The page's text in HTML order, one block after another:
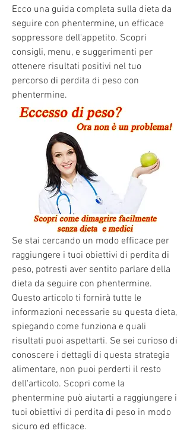
Ecco una guida completa sulla dieta da
seguire con phentermine, un efficace
soppressore dell'appetito. Scopri
consigli, menu, e suggerimenti per
ottenere risultati positivi nel tuo
percorso di perdita di peso con
phentermine.
Se stai cercando un modo efficace per
raggiungere i tuoi obiettivi di perdita di
peso, potresti aver sentito parlare della
dieta da seguire con phentermine.
Questo articolo ti fornirà tutte le
informazioni necessarie su questa dieta,
spiegando come funziona e quali
risultati puoi aspettarti. Se sei curioso di
conoscere i dettagli di questa strategia
alimentare, non puoi perderti il resto
dell'articolo. Scopri come la
phentermine può aiutarti a raggiungere i
tuoi obiettivi di perdita di peso in modo
sicuro ed efficace.